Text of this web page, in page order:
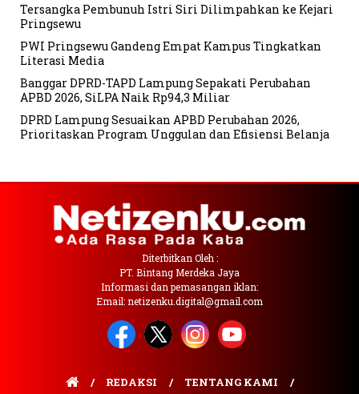
Tersangka Pembunuh Istri Siri Dilimpahkan ke Kejari
Pringsewu
PWI Pringsewu Gandeng Empat Kampus Tingkatkan
Literasi Media
Banggar DPRD-TAPD Lampung Sepakati Perubahan
APBD 2026, SiLPA Naik Rp94,3 Miliar
DPRD Lampung Sesuaikan APBD Perubahan 2026,
Prioritaskan Program Unggulan dan Efisiensi Belanja
Diterbitkan Oleh :
PT. Bintang Merdeka Jaya
Informasi dan pemasangan iklan:
Email: netizenku.digital@gmail.com
REDAKSI TENTANG KAMI